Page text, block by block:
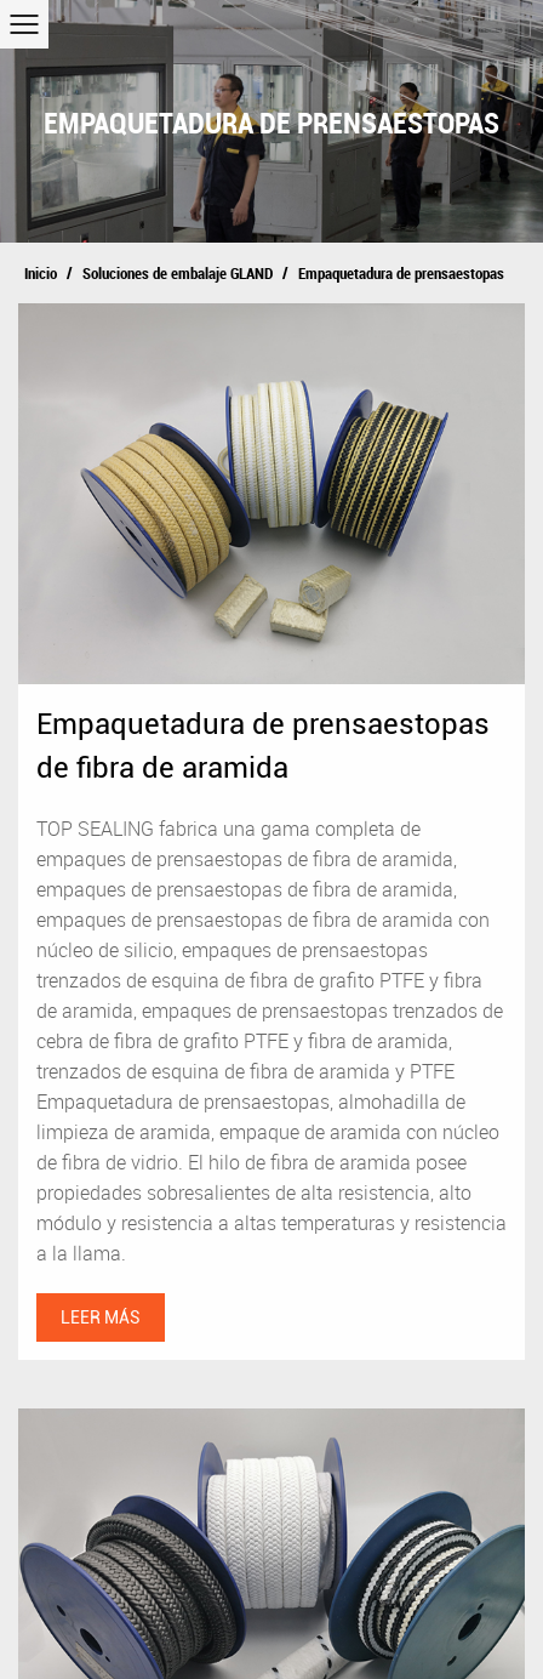
EMPAQUETADURA DE PRENSAESTOPAS
Inicio / Soluciones de embalaje GLAND / Empaquetadura de prensaestopas
Empaquetadura de prensaestopas
de fibra de aramida
TOP SEALING fabrica una gama completa de
empaques de prensaestopas de fibra de aramida,
empaques de prensaestopas de fibra de aramida,
empaques de prensaestopas de fibra de aramida con
núcleo de silicio, empaques de prensaestopas
trenzados de esquina de fibra de grafito PTFE y fibra
de aramida, empaques de prensaestopas trenzados de
cebra de fibra de grafito PTFE y fibra de aramida,
trenzados de esquina de fibra de aramida y PTFE
Empaquetadura de prensaestopas, almohadilla de
limpieza de aramida, empaque de aramida con núcleo
de fibra de vidrio. El hilo de fibra de aramida posee
propiedades sobresalientes de alta resistencia, alto
módulo y resistencia a altas temperaturas y resistencia
a la llama.
LEER MÁS